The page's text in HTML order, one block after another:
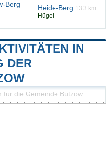
Berg Heide-Berg 13.3 km
Hügel
IN
DER
für die Gemeinde Bützow